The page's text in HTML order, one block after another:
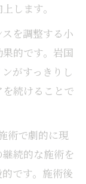
します。
を調整する小
的です。岩国
がすっきりし
続けることで
術で劇的に現
続的な施術を
です。施術後